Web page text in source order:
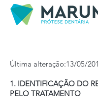
Última alteração:13/05/
1. IDENTIFICAÇÃO DO
PELO TRATAMENTO